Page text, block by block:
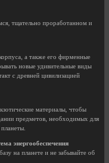
тщательно проработанном и
а также его фирменные
новые удивительные виды
с древней цивилизацией
материалы, чтобы
предметов, необходимых для
энергообеспечения
на планете и не забывайте об